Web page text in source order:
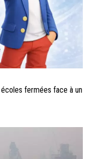
écoles fermées face à un